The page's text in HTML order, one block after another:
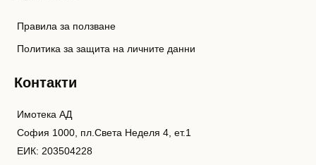
Правила за ползване
Политика за защита на личните данни
Контакти
Имотека АД
София 1000, пл.Света Неделя 4, ет.1
ЕИК: 203504228